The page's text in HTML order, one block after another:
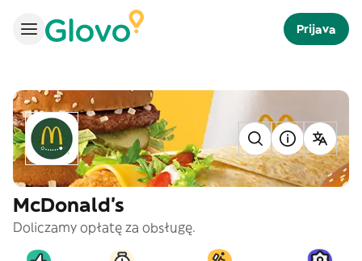
Prijava
McDonald's
Doliczamy opłatę za obsługę.